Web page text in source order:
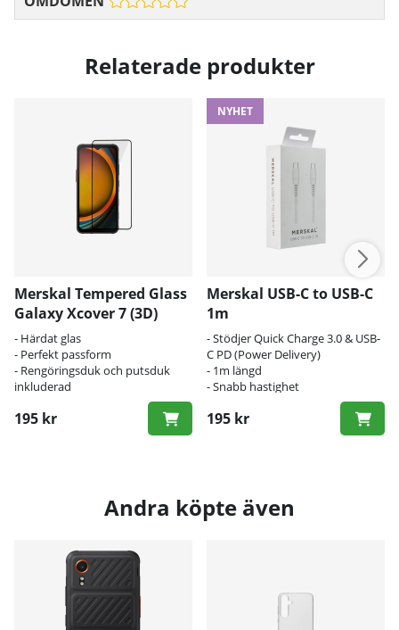
Relaterade produkter
Merskal Tempered Glass
Galaxy Xcover 7 (3D)
- Härdat glas
- Perfekt passform
- Rengöringsduk och putsduk
inkluderad
195 kr
NYHET
Merskal USB-C to USB-C
1m
- Stödjer Quick Charge 3.0 & USB-
C PD (Power Delivery)
- 1m längd
- Snabb hastighet
195 kr
Andra köpte även